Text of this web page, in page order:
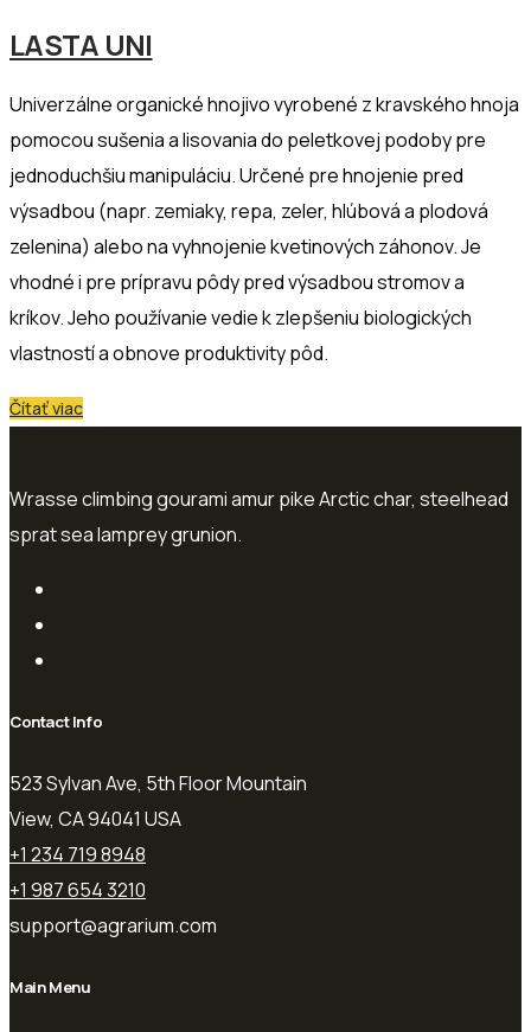
LASTA UNI
Univerzálne organické hnojivo vyrobené z kravského hnoja
pomocou sušenia a lisovania do peletkovej podoby pre
jednoduchšiu manipuláciu. Určené pre hnojenie pred
výsadbou (napr. zemiaky, repa, zeler, hlúbová a plodová
zelenina) alebo na vyhnojenie kvetinových záhonov. Je
vhodné i pre prípravu pôdy pred výsadbou stromov a
kríkov. Jeho používanie vedie k zlepšeniu biologických
vlastností a obnove produktivity pôd.
Čítať viac
Wrasse climbing gourami amur pike Arctic char, steelhead
sprat sea lamprey grunion.
Contact Info
523 Sylvan Ave, 5th Floor Mountain
View, CA 94041 USA
+1 234 719 8948
+1 987 654 3210
support@agrarium.com
Main Menu